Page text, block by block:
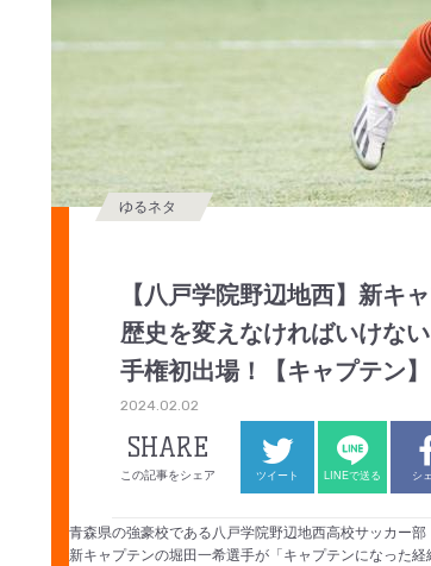
【八戸学院野辺地西】新キ
歴史を変えなければいけな
手権初出場！【キャプテン】
ゆるネタ
2024.02.02
SHARE
この記事をシェア ツイート LINEで送る シ
青森県の強豪校である八戸学院野辺地西高校サッカー部
新キャプテンの堀田一希選手が「キャプテンになった